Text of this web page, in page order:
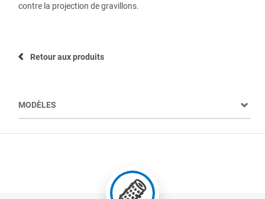
contre la projection de gravillons.
Retour aux produits
MODÈLES